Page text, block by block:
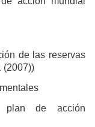
de las reservas
(2007))
plan de acción